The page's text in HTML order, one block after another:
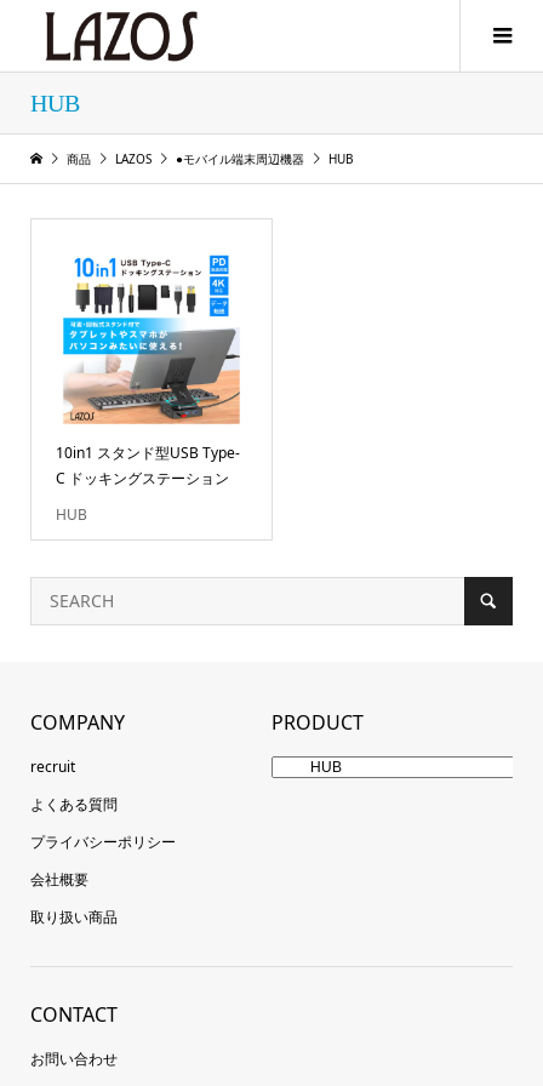
HUB
商品 LAZOS ●モバイル端末周辺機器 HUB
10in1 スタンド型USB Type-
C ドッキングステーション
HUB
COMPANY
recruit
よくある質問
プライバシーポリシー
会社概要
取り扱い商品
PRODUCT
CONTACT
お問い合わせ